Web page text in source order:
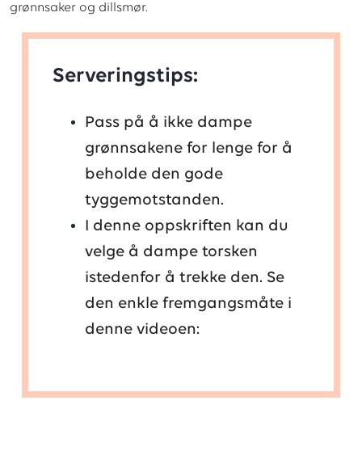
grønnsaker og dillsmør.
Serveringstips:
Pass på å ikke dampe
grønnsakene for lenge for å
beholde den gode
tyggemotstanden.
I denne oppskriften kan du
velge å dampe torsken
istedenfor å trekke den. Se
den enkle fremgangsmåte i
denne videoen: